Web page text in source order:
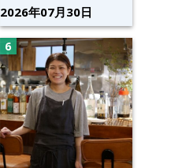
2026年07月30日